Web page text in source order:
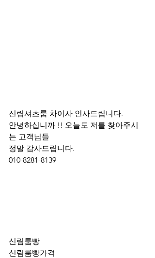
신림셔츠룸 차이사 인사드립니다.
안녕하십니까 !! 오늘도 저를 찾아주시
는 고객님들
정말 감사드립니다.
010-8281-8139
신림룸빵
신림룸빵가격